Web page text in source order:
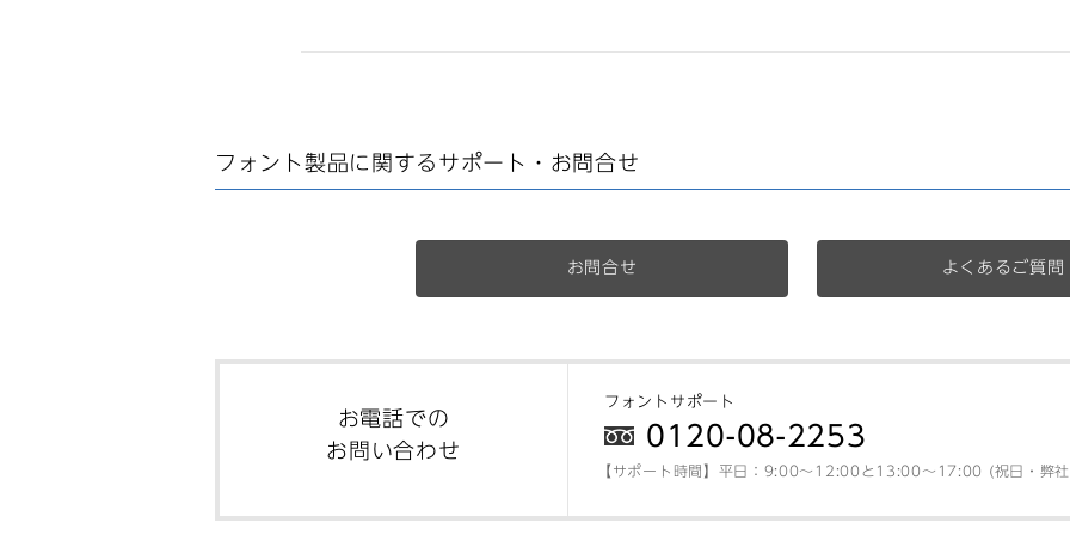
フォント製品に関する サポート・お問合せ
お問合せ よくあるご質問
お電話での
お問い合わせ
フォントサポート
0120-08-2253
【サポート時間】平日：9:00～12:00と13:00～17:00 (祝日・弊社